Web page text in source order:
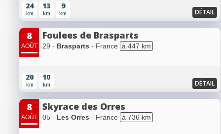
24
km
13
km
9
km DÉTAIL
8
AOÛT
Foulees de Brasparts
29 - Brasparts - France à 447 km
20
km
10
km DÉTAIL
8
AOÛT
Skyrace des Orres
05 - Les Orres - France à 736 km